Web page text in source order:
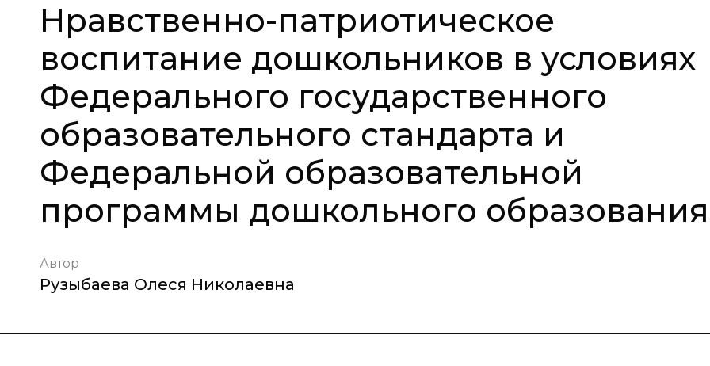
Нравственно-патриотическое
воспитание дошкольников в условиях
Федерального государственного
образовательного стандарта и
Федеральной образовательной
программы дошкольного образования
Автор
Рузыбаева Олеся Николаевна